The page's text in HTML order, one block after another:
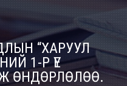
“ХАРУУЛ
1-Р ҮЕ
ӨНДӨРЛӨЛӨӨ.